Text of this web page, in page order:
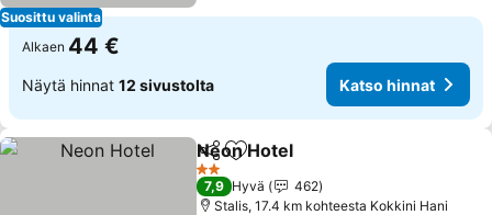
Suosittu valinta
Alkaen 44 €
Näytä hinnat 12 sivustolta Katso hinnat
Jaa Lisää suosikkeihin
Neon Hotel
2 Tähtiluokitus
7,9 Hyvä
462
Stalis, 17.4 km kohteesta Kokkini Hani